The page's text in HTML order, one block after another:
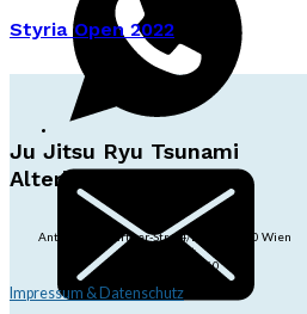
Styria Open 2022
Ju Jitsu Ryu Tsunami
Alterlaa
Anton-Baumgartner-Str. 44/B8/01, 1230 Wien
dojo@jjrt.at
+43 6991 171 81 60
Impressum & Datenschutz